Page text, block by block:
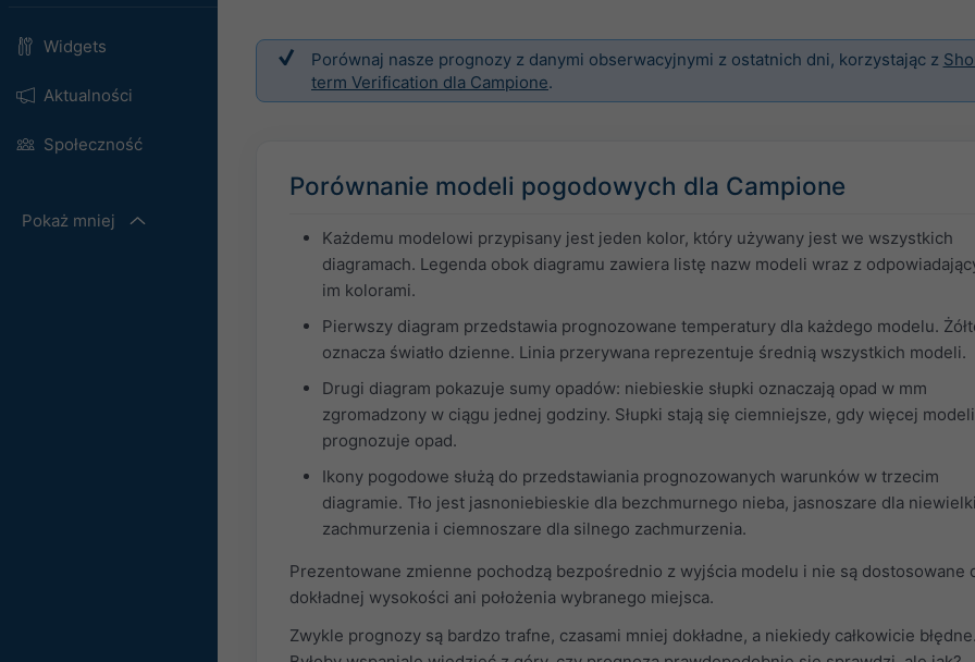
Widgets
Aktualności
Społeczność
Pokaż mniej
Porównaj nasze prognozy z danymi obserwacyjnymi z ostatnich dni, korzystając z
term Verification dla Campione.
Porównanie modeli pogodowych dla Campione
Każdemu modelowi przypisany jest jeden kolor, który używany jest we wszystkich
diagramach. Legenda obok diagramu zawiera listę nazw modeli wraz z
im kolorami.
Pierwszy diagram przedstawia prognozowane temperatury dla każdego modelu.
oznacza światło dzienne. Linia przerywana reprezentuje średnią wszystkich modeli.
Drugi diagram pokazuje sumy opadów: niebieskie słupki oznaczają opad w mm
zgromadzony w ciągu jednej godziny. Słupki stają się ciemniejsze, gdy więcej modeli
prognozuje opad.
Ikony pogodowe służą do przedstawiania prognozowanych warunków w trzecim
diagramie. Tło jest jasnoniebieskie dla bezchmurnego nieba, jasnoszare dla
zachmurzenia i ciemnoszare dla silnego zachmurzenia.
Prezentowane zmienne pochodzą bezpośrednio z wyjścia modelu i nie są dostosowane
dokładnej wysokości ani położenia wybranego miejsca.
Zwykle prognozy są bardzo trafne, czasami mniej dokładne, a niekiedy całkowicie błędne.